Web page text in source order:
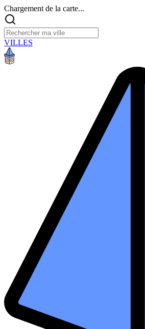
Chargement de la carte...
VILLES